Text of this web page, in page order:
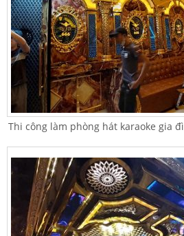
Thi công làm phòng hát karaoke gia